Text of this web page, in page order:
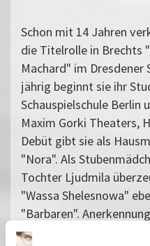
Schon mit 14 Jahren
die Titelrolle in Brechts
Machard" im Dresdener
jährig beginnt sie ihr
Schauspielschule Berlin
Maxim Gorki Theaters,
Debüt gibt sie als
"Nora". Als
Tochter Ljudmila
"Wassa Shelesnowa"
"Barbaren".
durch ihre Darstellung